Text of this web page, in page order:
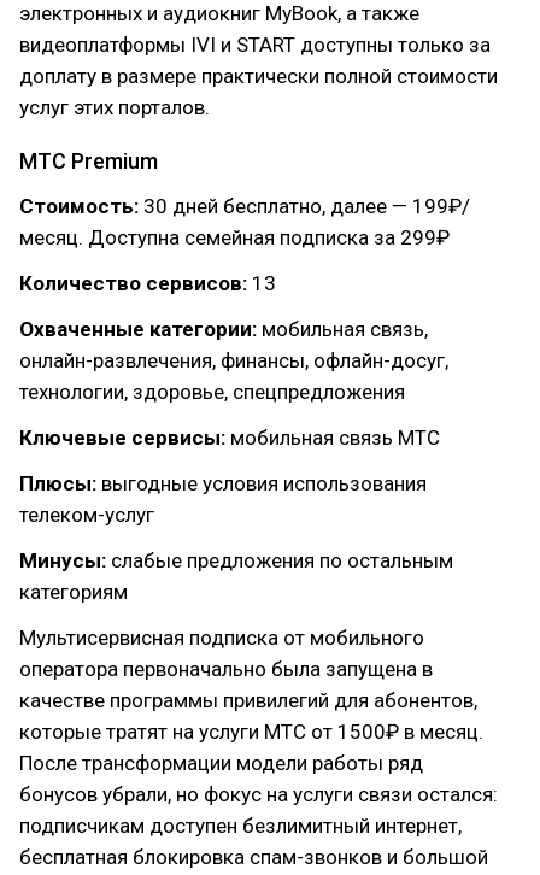
электронных и аудиокниг MyBook, а также
видеоплатформы IVI и START доступны только за
доплату в размере практически полной стоимости
услуг этих порталов.
МТС Premium
Стоимость: 30 дней бесплатно, далее — 199₽/
месяц. Доступна семейная подписка за 299₽
Количество сервисов: 13
Охваченные категории: мобильная связь,
онлайн-развлечения, финансы, офлайн-досуг,
технологии, здоровье, спецпредложения
Ключевые сервисы: мобильная связь МТС
Плюсы: выгодные условия использования
телеком-услуг
Минусы: слабые предложения по остальным
категориям
Мультисервисная подписка от мобильного
оператора первоначально была запущена в
качестве программы привилегий для абонентов,
которые тратят на услуги МТС от 1500₽ в месяц.
После трансформации модели работы ряд
бонусов убрали, но фокус на услуги связи остался:
подписчикам доступен безлимитный интернет,
бесплатная блокировка спам-звонков и большой